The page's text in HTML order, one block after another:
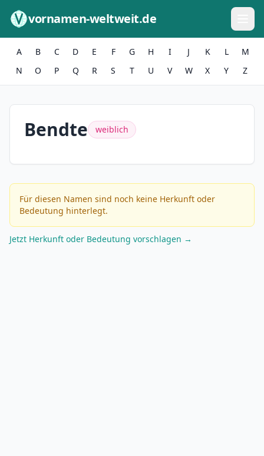
vornamen-weltweit.de
A B C D E F G H I J K L
M
N
O P Q R S T U V W X Y Z
Bendte weiblich
Für diesen Namen sind noch keine Herkunft oder
Bedeutung hinterlegt.
Jetzt Herkunft oder Bedeutung vorschlagen →